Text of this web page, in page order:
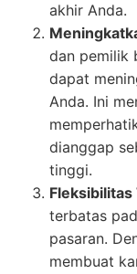
akhir Anda.
dan pemilik
dapat
Anda. Ini
dianggap
tinggi.
Fleksibilitas
terbatas
pasaran.
membuat